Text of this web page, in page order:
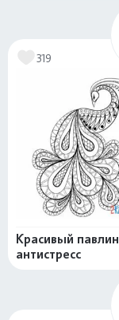
319
Красивый павлин
антистресс